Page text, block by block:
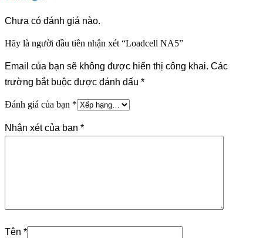
Chưa có đánh giá nào.
Hãy là người đầu tiên nhận xét “Loadcell NA5”
Email của bạn sẽ không được hiển thị công khai. Các
trường bắt buộc được đánh dấu *
Đánh giá của bạn *
Nhận xét của bạn *
Tên *